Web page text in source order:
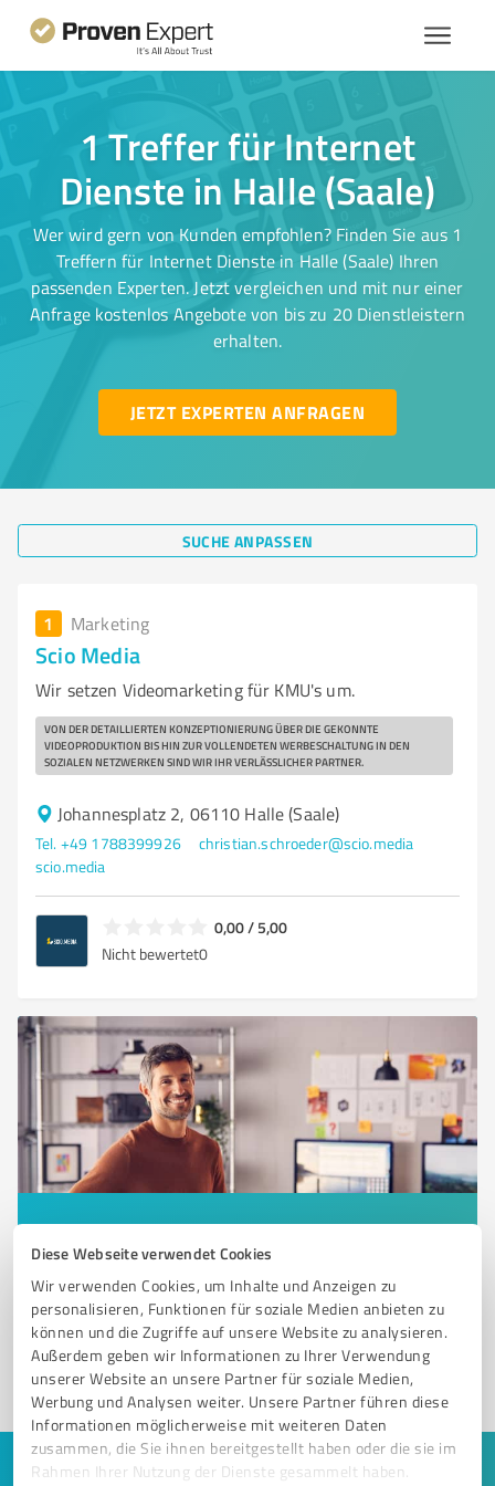
Diese Webseite verwendet Cookies
Wir verwenden Cookies, um Inhalte und Anzeigen zu
personalisieren, Funktionen für soziale Medien anbieten zu
können und die Zugriffe auf unsere Website zu analysieren.
Außerdem geben wir Informationen zu Ihrer Verwendung
unserer Website an unsere Partner für soziale Medien,
Werbung und Analysen weiter. Unsere Partner führen diese
Informationen möglicherweise mit weiteren Daten
zusammen, die Sie ihnen bereitgestellt haben oder die sie im
Rahmen Ihrer Nutzung der Dienste gesammelt haben.
1 Treffer für Internet
Dienste in Halle (Saale)
Wer wird gern von Kunden empfohlen? Finden Sie aus 1
Treffern für Internet Dienste in Halle (Saale) Ihren
passenden Experten. Jetzt vergleichen und mit nur einer
Anfrage kostenlos Angebote von bis zu 20 Dienstleistern
erhalten.
JETZT EXPERTEN ANFRAGEN
SUCHE ANPASSEN
1 Marketing
Scio Media
Wir setzen Videomarketing für KMU's um.
VON DER DETAILLIERTEN KONZEPTIONIERUNG ÜBER DIE GEKONNTE
VIDEOPRODUKTION BIS HIN ZUR VOLLENDETEN WERBESCHALTUNG IN DEN
SOZIALEN NETZWERKEN SIND WIR IHR VERLÄSSLICHER PARTNER.
Johannesplatz 2, 06110 Halle (Saale)
Tel. +49 1788399926
christian.schroeder@scio.media
scio.media
0,00 / 5,00
Nicht bewertet0
Sie möchten auch hier gelistet werden?
Registrieren Sie sich jetzt und werden Sie ein von
Kunden empfohlener ProvenExpert!